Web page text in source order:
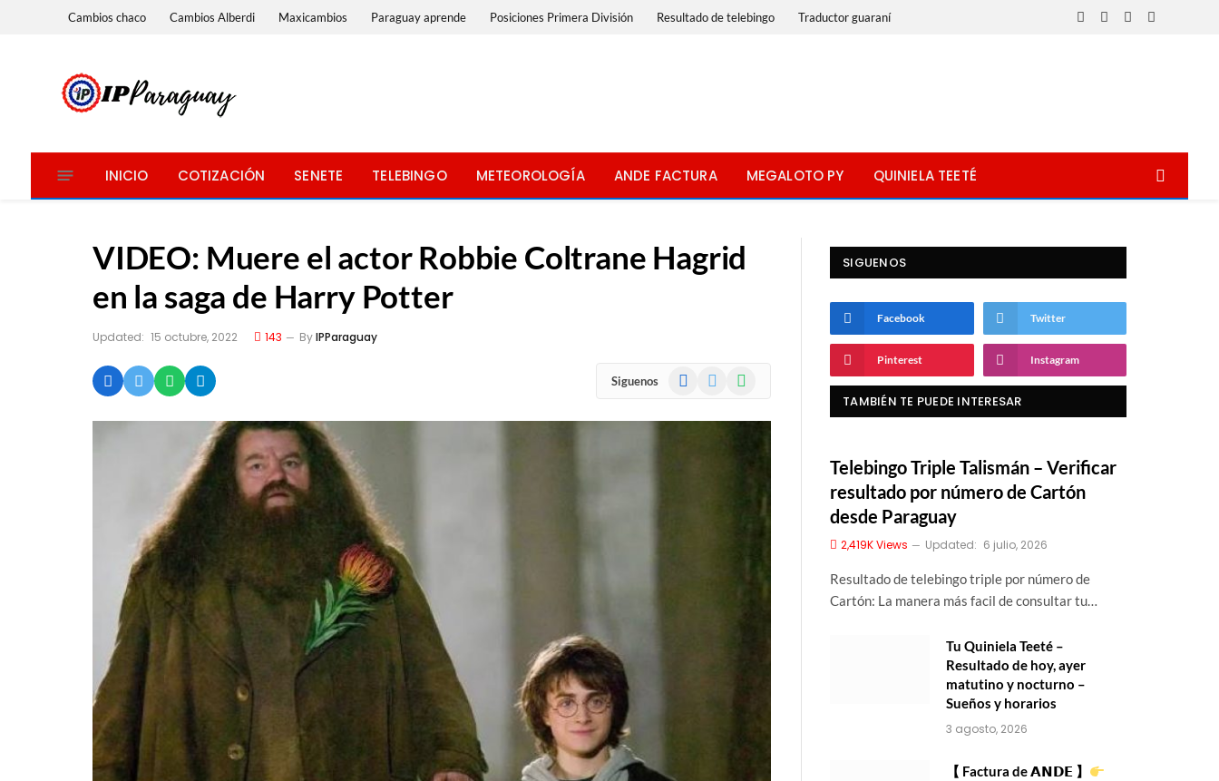
Cambios chaco Cambios Alberdi Maxicambios Paraguay aprende Posiciones Primera División Resultado de telebingo Traductor guaraní
Facebook
X
InstagramWhatsApp
INICIO COTIZACIÓN SENETE TELEBINGO METEOROLOGÍA ANDE FACTURA MEGALOTO PY QUINIELA TEETÉ
VIDEO: Muere el actor Robbie Coltrane Hagrid
en la saga de Harry Potter
Updated: 15 octubre, 2022 143 ByIPParaguay
Siguenos Facebook WhatsApp
SIGUENOS
Facebook Twitter
Pinterest Instagram
TAMBIÉN TE PUEDE INTERESAR
Telebingo Triple Talismán – Verificar
resultado por número de Cartón
desde Paraguay
2,419KViews Updated: 6 julio, 2026
Resultado de telebingo triple por número de
Cartón: La manera más facil de consultar tu…
Tu Quiniela Teeté –
Resultado de hoy, ayer
matutino y nocturno –
Sueños y horarios
3 agosto, 2026
【 Factura de 𝗔𝗡𝗗𝗘 】